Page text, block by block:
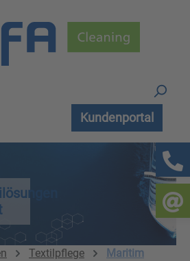
Kundenportal
Textilpflege Maritim